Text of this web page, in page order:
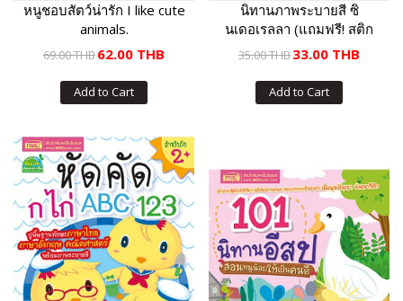
หนูชอบสัตว์น่ารัก I like cute
animals.
69.00 THB62.00 THB
Add to Cart
นิทานภาพระบายสี ซิ
นเดอเรลลา (แถมฟรี! สติก
เกอร์)
35.00 THB33.00 THB
Add to Cart